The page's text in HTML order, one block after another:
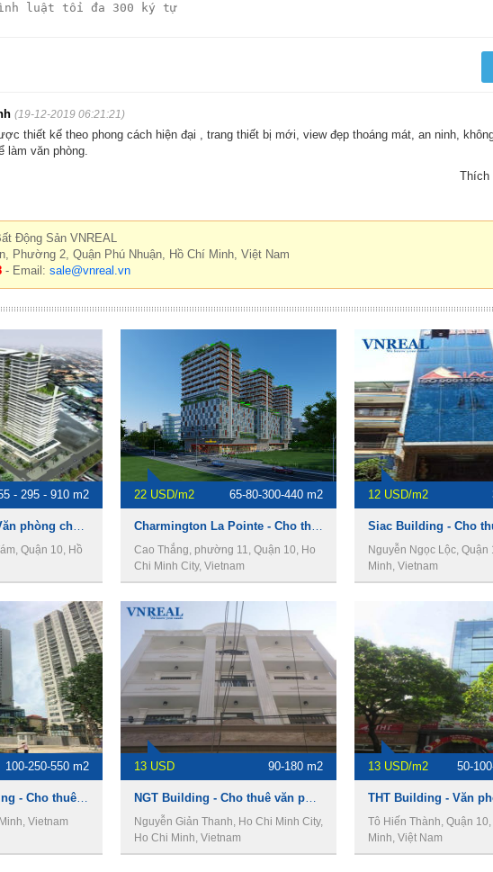
(19-12-2019 06:21:21)
thiết kế theo phong cách hiện đại , trang thiết bị mới, view đẹp thoáng mát, an ninh,
làm văn phòng.
Thích
Động Sản VNREAL
Phường 2, Quận Phú Nhuận, Hồ Chí Minh, Việt Nam
- Email: sale@vnreal.vn
- 295 - 910 m2
Quận 10, Hồ
22 USD/m2 65-80-300-440 m2
Cao Thắng, phường 11, Quận 10, Ho
Chi Minh City, Vietnam
12 USD/m2
Nguyễn Ngọc Lộc, Quận
Minh, Vietnam
100-250-550 m2
Vietnam
13 USD 90-180 m2
Nguyễn Giản Thanh, Ho Chi Minh City,
Ho Chi Minh, Vietnam
13 USD/m2 50-
Tô Hiến Thành, Quận
Minh, Việt Nam